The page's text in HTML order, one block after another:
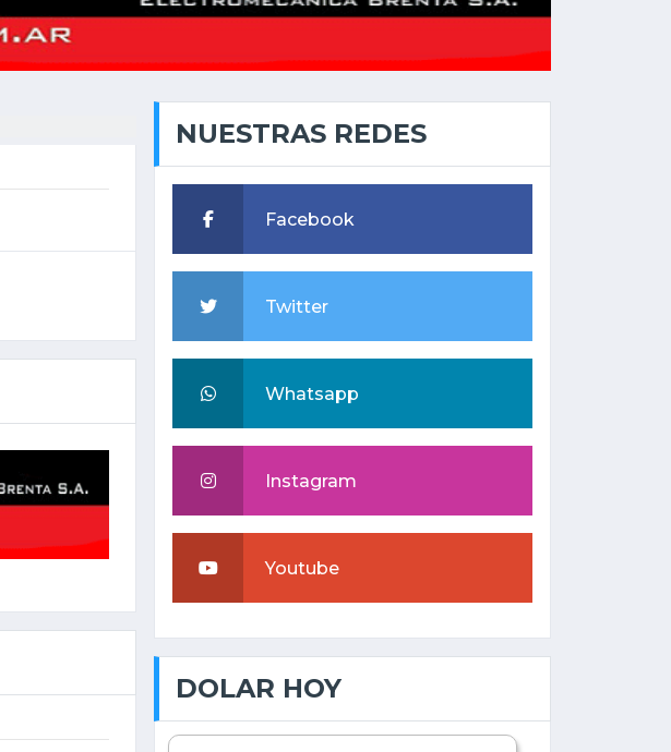
NUESTRAS REDES
Facebook
Twitter
Whatsapp
Instagram
Youtube
DOLAR HOY